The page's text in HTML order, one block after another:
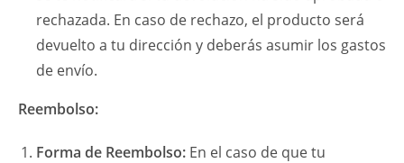
rechazada. En caso de rechazo, el producto será
devuelto a tu dirección y deberás asumir los gastos
de envío.
Reembolso:
Forma de Reembolso: En el caso de que tu